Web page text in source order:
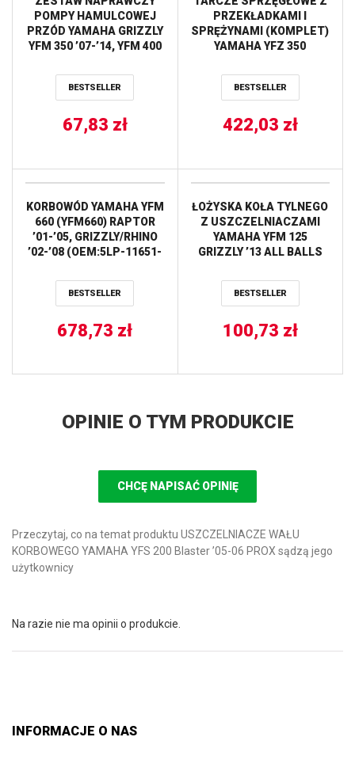
POMPY HAMULCOWEJ
PRZÓD YAMAHA GRIZZLY
YFM 350 ’07-’14, YFM 400
YFM 600/660 ’02-’08 (18-
1021) PROX
BESTSELLER
67,83 zł
PRZEKŁADKAMI I
SPRĘŻYNAMI (KOMPLET)
YAMAHA YFZ 350
BESTSELLER
422,03 zł
KORBOWÓD YAMAHA YFM
660 (YFM660) RAPTOR
’01-’05, GRIZZLY/RHINO
’02-’08 (OEM:5LP-11651-
BESTSELLER
678,73 zł
ŁOŻYSKA KOŁA TYLNEGO
Z USZCZELNIACZAMI
YAMAHA YFM 125
GRIZZLY ’13 ALL BALLS
BESTSELLER
100,73 zł
OPINIE O TYM PRODUKCIE
CHCĘ NAPISAĆ OPINIĘ
Przeczytaj, co na temat produktu USZCZELNIACZE WAŁU
KORBOWEGO YAMAHA YFS 200 Blaster ’05-06 PROX sądzą jego
użytkownicy
Na razie nie ma opinii o produkcie.
INFORMACJE O NAS